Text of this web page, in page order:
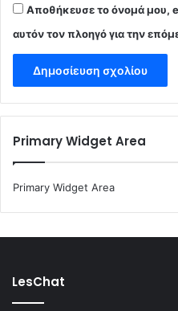
Αποθήκευσε το όνομά μου,
αυτόν τον πλοηγό για την
Primary Widget Area
Primary Widget Area
LesChat